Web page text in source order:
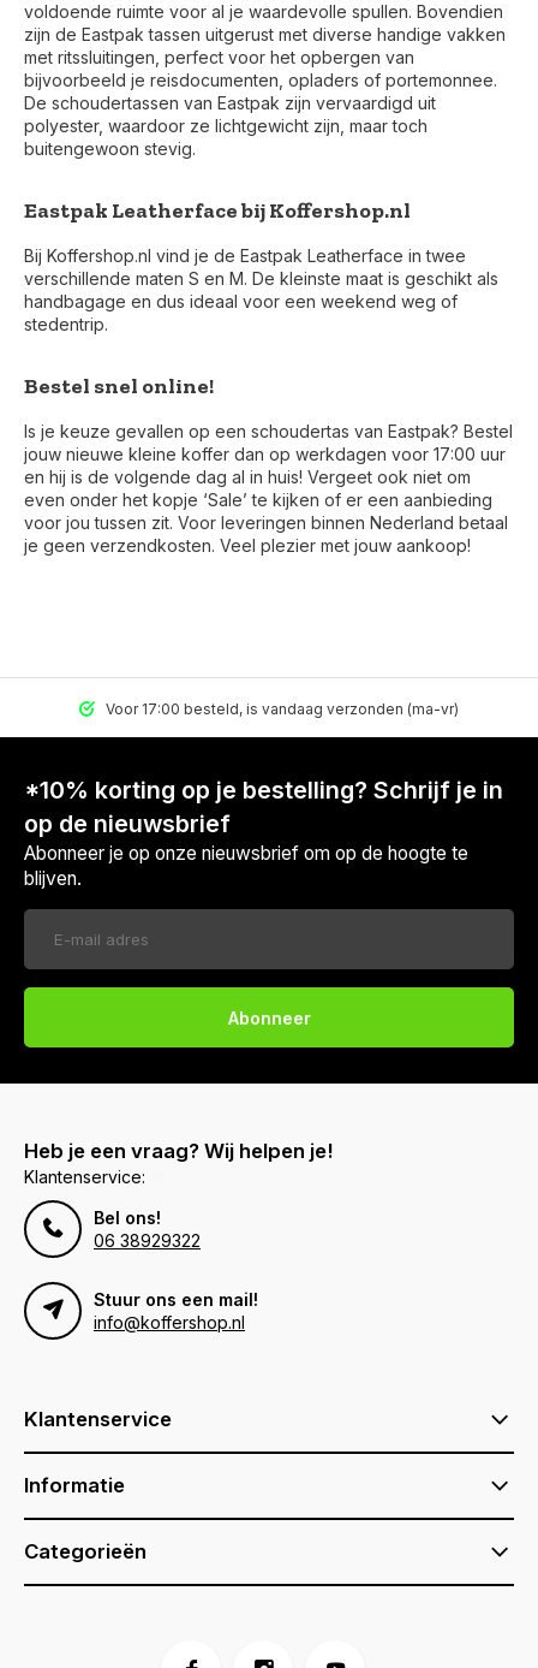
Voor 17:00 besteld, is vandaag verzonden (ma-vr)
voldoende ruimte voor al je waardevolle spullen. Bovendien
zijn de Eastpak tassen uitgerust met diverse handige vakken
met ritssluitingen, perfect voor het opbergen van
bijvoorbeeld je reisdocumenten, opladers of portemonnee.
De schoudertassen van Eastpak zijn vervaardigd uit
polyester, waardoor ze lichtgewicht zijn, maar toch
buitengewoon stevig.
Eastpak Leatherface bij Koffershop.nl
Bij Koffershop.nl vind je de Eastpak Leatherface in twee
verschillende maten S en M. De kleinste maat is geschikt als
handbagage en dus ideaal voor een weekend weg of
stedentrip.
Bestel snel online!
Is je keuze gevallen op een schoudertas van Eastpak? Bestel
jouw nieuwe kleine koffer dan op werkdagen voor 17:00 uur
en hij is de volgende dag al in huis! Vergeet ook niet om
even onder het kopje ‘Sale’ te kijken of er een aanbieding
voor jou tussen zit. Voor leveringen binnen Nederland betaal
je geen verzendkosten. Veel plezier met jouw aankoop!
Voor 17:00 besteld, is vandaag verzonden (ma-vr)
*10% korting op je bestelling? Schrijf je in
op de nieuwsbrief
Abonneer je op onze nieuwsbrief om op de hoogte te
blijven.
Abonneer
Heb je een vraag? Wij helpen je!
Klantenservice:
Bel ons!
06 38929322
Stuur ons een mail!
info@koffershop.nl
Klantenservice
Informatie
Categorieën